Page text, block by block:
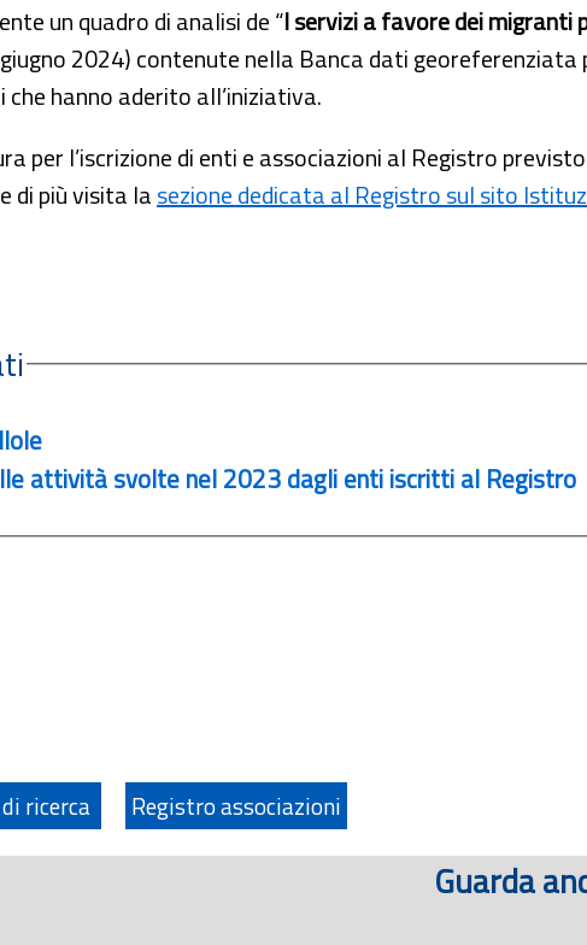
un quadro di analisi de “I servizi a favore dei
2024) contenute nella Banca dati
hanno aderito all’iniziativa.
per l’iscrizione di enti e associazioni al Registro
di più visita lasezione dedicata al Registro sul sito
attività svolte nel 2023 dagli enti iscritti al Registro
ricerca Registro associazioni
Guarda